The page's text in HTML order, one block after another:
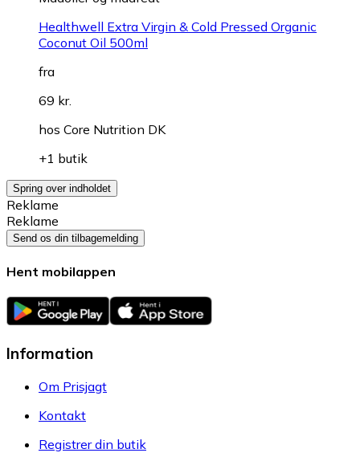
Healthwell Extra Virgin & Cold Pressed Organic
Coconut Oil 500ml
fra
69 kr.
hos Core Nutrition DK
+1 butik
Spring over indholdet
Reklame
Reklame
Send os din tilbagemelding
Hent mobilappen
Information
Om Prisjagt
Kontakt
Registrer din butik